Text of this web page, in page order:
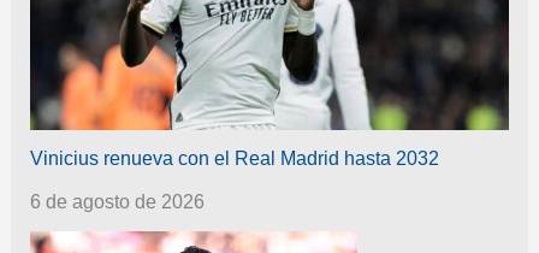
Vinicius renueva con el Real Madrid hasta 2032
6 de agosto de 2026